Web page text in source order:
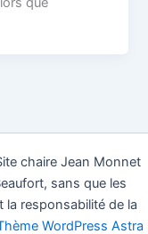
chaire Jean Monnet
sans que les
responsabilité de la
WordPress Astra